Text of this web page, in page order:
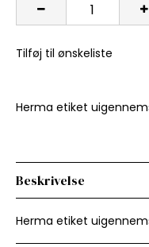
Tilføj til ønskeliste
Herma etiket
Beskrivelse
Herma etiket